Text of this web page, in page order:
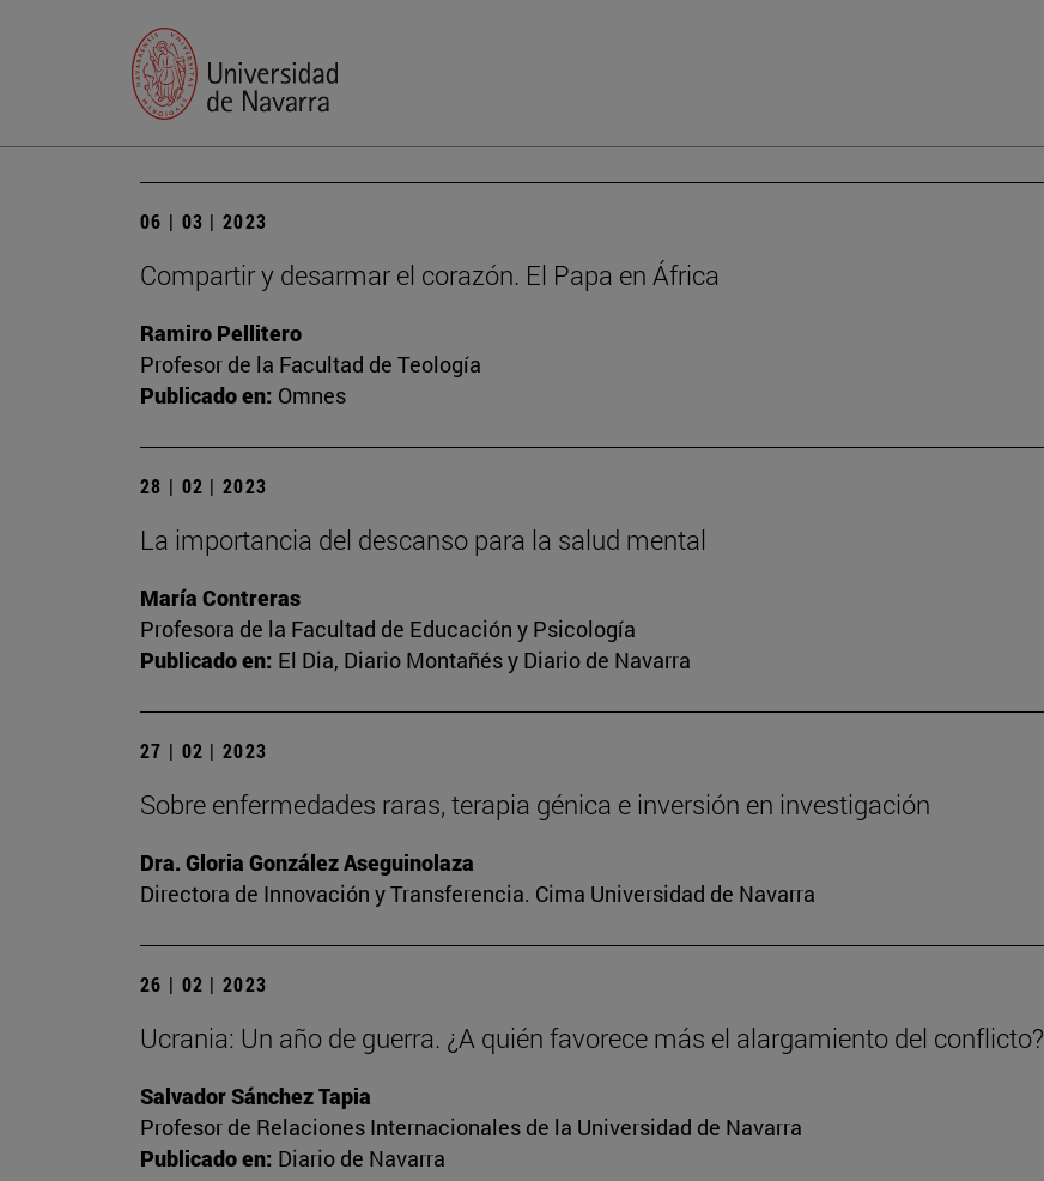
06 | 03 | 2023
Compartir y desarmar el corazón. El Papa en África
Ramiro Pellitero
Profesor de la Facultad de Teología
Publicado en: Omnes
28 | 02 | 2023
La importancia del descanso para la salud mental
María Contreras
Profesora de la Facultad de Educación y Psicología
Publicado en: El Dia, Diario Montañés y Diario de Navarra
27 | 02 | 2023
Sobre enfermedades raras, terapia génica e inversión en investigación
Dra. Gloria González Aseguinolaza
Directora de Innovación y Transferencia. Cima Universidad de Navarra
26 | 02 | 2023
Ucrania: Un año de guerra. ¿A quién favorece más el alargamiento del conflicto?
Salvador Sánchez Tapia
Profesor de Relaciones Internacionales de la Universidad de Navarra
Publicado en: Diario de Navarra